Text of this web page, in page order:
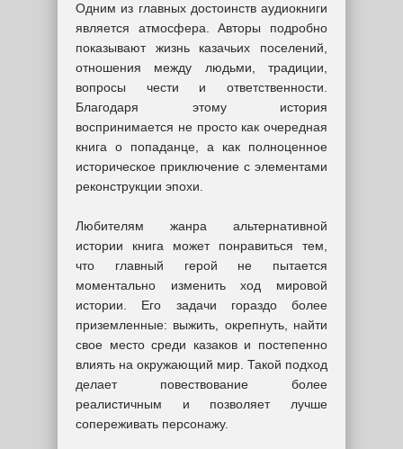
Одним из главных достоинств аудиокниги
является атмосфера. Авторы подробно
показывают жизнь казачьих поселений,
отношения между людьми, традиции,
вопросы чести и ответственности.
Благодаря этому история
воспринимается не просто как очередная
книга о попаданце, а как полноценное
историческое приключение с элементами
реконструкции эпохи.
Любителям жанра альтернативной
истории книга может понравиться тем,
что главный герой не пытается
моментально изменить ход мировой
истории. Его задачи гораздо более
приземленные: выжить, окрепнуть, найти
свое место среди казаков и постепенно
влиять на окружающий мир. Такой подход
делает повествование более
реалистичным и позволяет лучше
сопереживать персонажу.